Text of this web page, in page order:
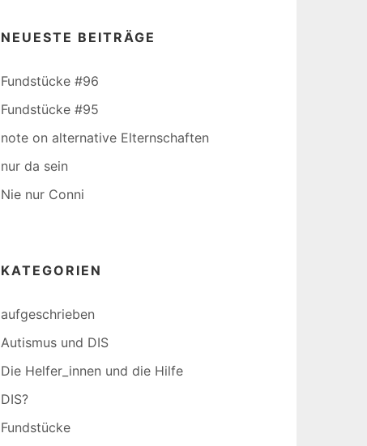
NEUESTE BEITRÄGE
Fundstücke #96
Fundstücke #95
note on alternative Elternschaften
nur da sein
Nie nur Conni
KATEGORIEN
aufgeschrieben
Autismus und DIS
Die Helfer_innen und die Hilfe
DIS?
Fundstücke